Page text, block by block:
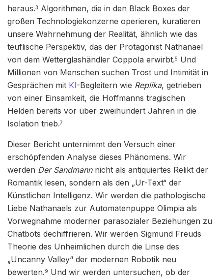
heraus.3 Algorithmen, die in den Black Boxes der
großen Technologiekonzerne operieren, kuratieren
unsere Wahrnehmung der Realität, ähnlich wie das
teuflische Perspektiv, das der Protagonist Nathanael
von dem Wetterglashändler Coppola erwirbt.5 Und
Millionen von Menschen suchen Trost und Intimität in
Gesprächen mit KI-Begleitern wie Replika, getrieben
von einer Einsamkeit, die Hoffmanns tragischen
Helden bereits vor über zweihundert Jahren in die
Isolation trieb.7
Dieser Bericht unternimmt den Versuch einer
erschöpfenden Analyse dieses Phänomens. Wir
werden Der Sandmannnicht als antiquiertes Relikt der
Romantik lesen, sondern als den „Ur-Text“ der
Künstlichen Intelligenz. Wir werden die pathologische
Liebe Nathanaels zur Automatenpuppe Olimpia als
Vorwegnahme moderner parasozialer Beziehungen zu
Chatbots dechiffrieren. Wir werden Sigmund Freuds
Theorie des Unheimlichen durch die Linse des
„Uncanny Valley“ der modernen Robotik neu
bewerten.9 Und wir werden untersuchen, ob der